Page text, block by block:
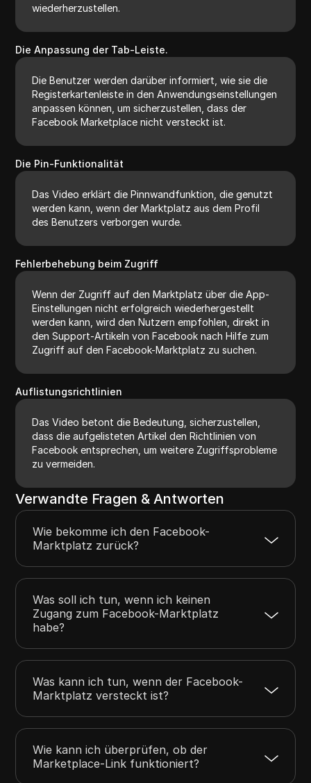
wiederherzustellen.
Die Anpassung der Tab-Leiste.
Die Benutzer werden darüber informiert, wie sie die
Registerkartenleiste in den Anwendungseinstellungen
anpassen können, um sicherzustellen, dass der
Facebook Marketplace nicht versteckt ist.
Die Pin-Funktionalität
Das Video erklärt die Pinnwandfunktion, die genutzt
werden kann, wenn der Marktplatz aus dem Profil
des Benutzers verborgen wurde.
Fehlerbehebung beim Zugriff
Wenn der Zugriff auf den Marktplatz über die App-
Einstellungen nicht erfolgreich wiederhergestellt
werden kann, wird den Nutzern empfohlen, direkt in
den Support-Artikeln von Facebook nach Hilfe zum
Zugriff auf den Facebook-Marktplatz zu suchen.
Auflistungsrichtlinien
Das Video betont die Bedeutung, sicherzustellen,
dass die aufgelisteten Artikel den Richtlinien von
Facebook entsprechen, um weitere Zugriffsprobleme
zu vermeiden.
Verwandte Fragen & Antworten
Wie bekomme ich den Facebook-
Marktplatz zurück?
Was soll ich tun, wenn ich keinen
Zugang zum Facebook-Marktplatz
habe?
Was kann ich tun, wenn der Facebook-
Marktplatz versteckt ist?
Wie kann ich überprüfen, ob der
Marketplace-Link funktioniert?